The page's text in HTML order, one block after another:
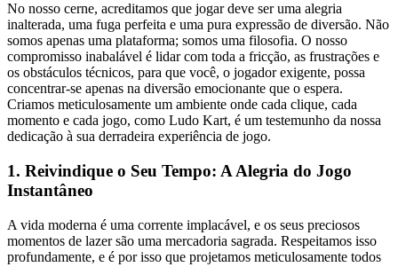
No nosso cerne, acreditamos que jogar deve ser uma alegria
inalterada, uma fuga perfeita e uma pura expressão de diversão. Não
somos apenas uma plataforma; somos uma filosofia. O nosso
compromisso inabalável é lidar com toda a fricção, as frustrações e
os obstáculos técnicos, para que você, o jogador exigente, possa
concentrar-se apenas na diversão emocionante que o espera.
Criamos meticulosamente um ambiente onde cada clique, cada
momento e cada jogo, como Ludo Kart, é um testemunho da nossa
dedicação à sua derradeira experiência de jogo.
1. Reivindique o Seu Tempo: A Alegria do Jogo
Instantâneo
A vida moderna é uma corrente implacável, e os seus preciosos
momentos de lazer são uma mercadoria sagrada. Respeitamos isso
profundamente, e é por isso que projetamos meticulosamente todos